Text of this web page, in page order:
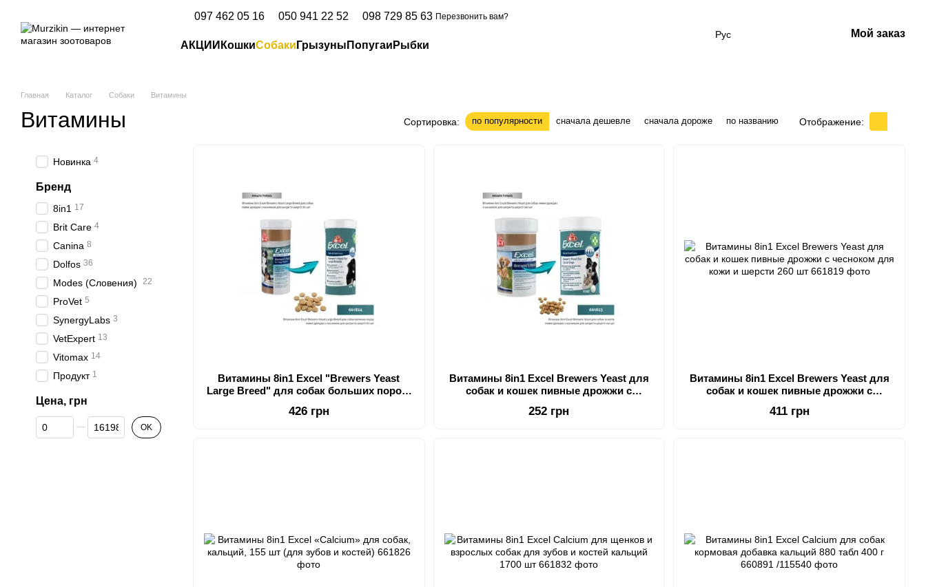
097 462 05 16 050 941 22 52 098 729 85 63 Перезвонить вам?
АКЦИИ КошкиСобаки Грызуны Попугаи Рыбки
Рус Мой заказ
Главная Каталог Собаки Витамины
Витамины Сортировка: по популярности сначала дешевле сначала дороже по названию Отображение:
Витамины 8in1 Excel "Brewers Yeast
Large Breed" для собак больших пород,
кожи и шерсти)
426 грн
Витамины 8in1 Excel Brewers Yeast для
собак и кошек пивные дрожжи с
252 грн
Витамины 8in1 Excel Brewers Yeast для
собак и кошек пивные дрожжи с
411 грн
Новинка 4
Бренд
8in1 17
Brit Care 4
Canina 8
Dolfos 36
Modes (Словения) 22
ProVet 5
SynergyLabs 3
VetExpert 13
Vitomax 14
Продукт 1
Цена, грн
От Цена, грн
До Цена, грн OK